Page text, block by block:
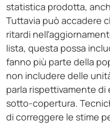
statistica prodotta,
Tuttavia può accadere
ritardi
lista, questa possa
fanno più parte della
non includere delle
parla rispettivamente
sotto-copertura.
di correggere le stime